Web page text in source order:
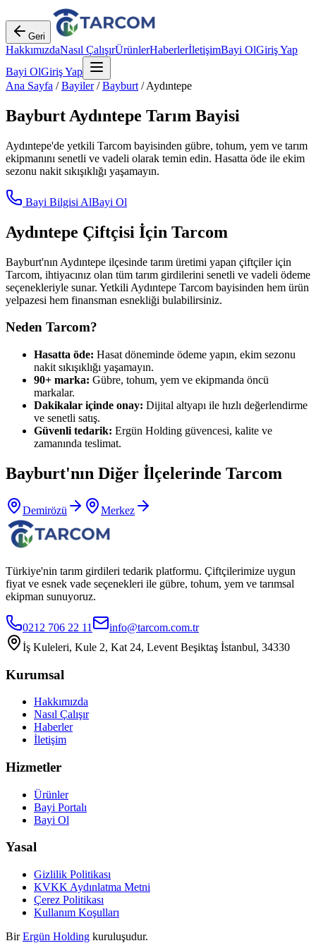
Geri
HakkımızdaNasıl ÇalışırÜrünlerHaberlerİletişimBayi OlGiriş Yap
Bayi OlGiriş Yap
Ana Sayfa /Bayiler/Bayburt /Aydıntepe
Bayburt Aydıntepe Tarım Bayisi
Aydıntepe'de yetkili Tarcom bayisinden gübre, tohum, yem ve tarım
ekipmanını senetli ve vadeli olarak temin edin. Hasatta öde ile ekim
sezonu nakit sıkışıklığı yaşamayın.
Bayi Bilgisi AlBayi Ol
Aydıntepe Çiftçisi İçin Tarcom
Bayburt'nın Aydıntepe ilçesinde tarım üretimi yapan çiftçiler için
Tarcom, ihtiyacınız olan tüm tarım girdilerini senetli ve vadeli ödeme
seçenekleriyle sunar. Yetkili Aydıntepe Tarcom bayisinden hem ürün
yelpazesi hem finansman esnekliği bulabilirsiniz.
Neden Tarcom?
Hasatta öde: Hasat döneminde ödeme yapın, ekim sezonu
nakit sıkışıklığı yaşamayın.
90+ marka: Gübre, tohum, yem ve ekipmanda öncü
markalar.
Dakikalar içinde onay: Dijital altyapı ile hızlı değerlendirme
ve senetli satış.
Güvenli tedarik: Ergün Holding güvencesi, kalite ve
zamanında teslimat.
Bayburt'nın Diğer İlçelerinde Tarcom
Demirözü Merkez
Türkiye'nin tarım girdileri tedarik platformu. Çiftçilerimize uygun
fiyat ve esnek vade seçenekleri ile gübre, tohum, yem ve tarımsal
ekipman sunuyoruz.
0212 706 22 11
info@tarcom.com.tr
İş Kuleleri, Kule 2, Kat 24, Levent Beşiktaş İstanbul, 34330
Kurumsal
Hakkımızda
Nasıl Çalışır
Haberler
İletişim
Hizmetler
Ürünler
Bayi Portalı
Bayi Ol
Yasal
Gizlilik Politikası
KVKK Aydınlatma Metni
Çerez Politikası
Kullanım Koşulları
Bir Ergün Holding kuruluşudur.